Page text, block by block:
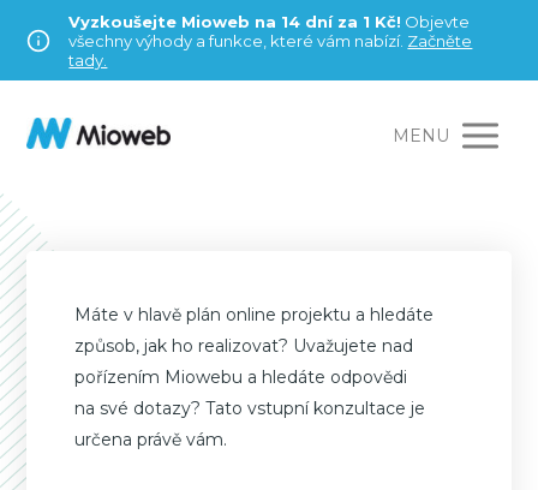
Vyzkoušejte Mioweb na 14 dní za 1 Kč! Objevte
všechny výhody a funkce, které vám nabízí. Začněte
tady.
MENU
Máte v hlavě plán online projektu a hledáte
způsob, jak ho realizovat? Uvažujete nad
pořízením Miowebu a hledáte odpovědi
na své dotazy? Tato vstupní konzultace je
určena právě vám.